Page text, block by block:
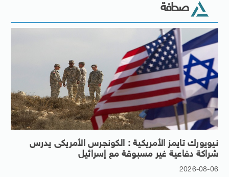
صحافة
نيويورك تايمز الأمريكية : الكونجرس الأمريكى يدرس
شراكة دفاعية غير مسبوقة مع إسرائيل
2026-08-06